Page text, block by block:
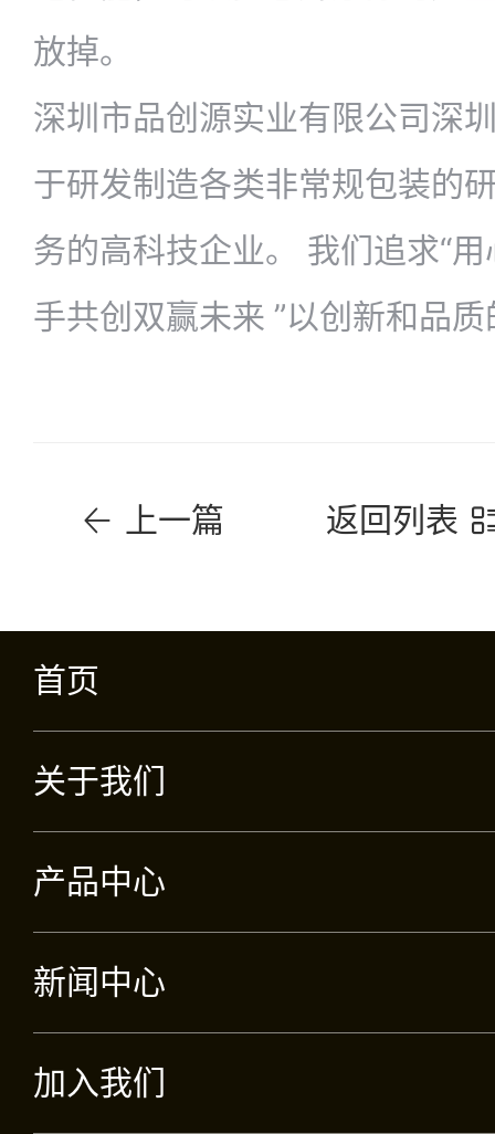
放掉。
深圳市品创源实业有限公司深
于研发制造各类非常规包装的
务的高科技企业。 我们追求“
手共创双赢未来 ”以创新和品
上一篇 返回列表
首页
关于我们
产品中心
新闻中心
加入我们